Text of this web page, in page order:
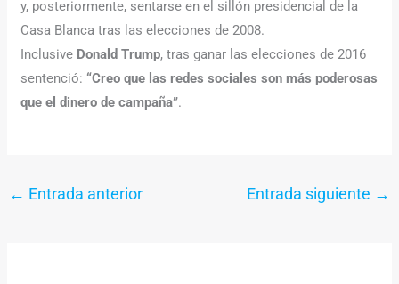
y, posteriormente, sentarse en el sillón presidencial de la
Casa Blanca tras las elecciones de 2008.
Inclusive Donald Trump, tras ganar las elecciones de 2016
sentenció:“Creo que las redes sociales son más poderosas
que el dinero de campaña”.
← Entrada anterior Entrada siguiente →